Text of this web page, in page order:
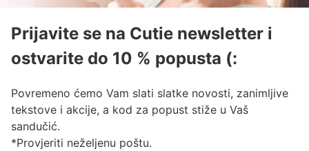
Prijavite se na Cutie newsletter i
ostvarite do 10 % popusta (:
Povremeno ćemo Vam slati slatke novosti, zanimljive
tekstove i akcije, a kod za popust stiže u Vaš
sandučić.
*Provjeriti neželjenu poštu.